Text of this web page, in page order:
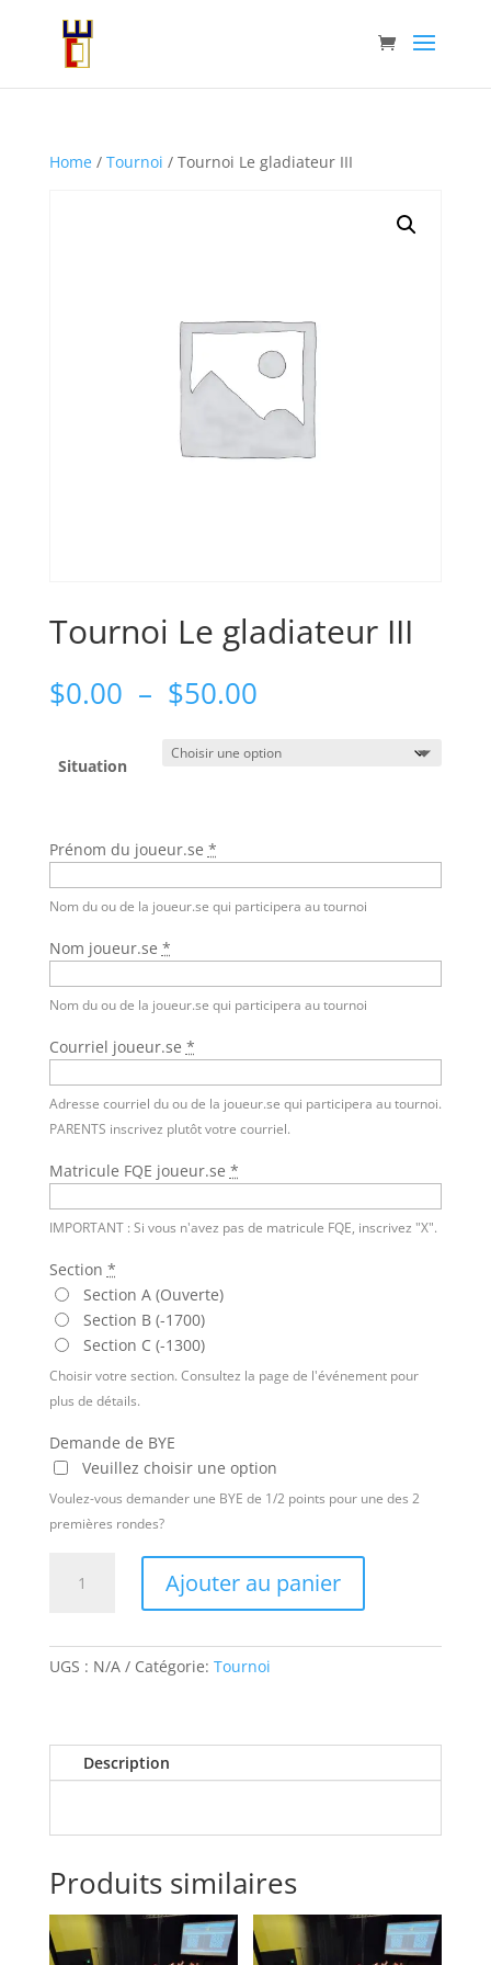
Home/ Tournoi / Tournoi Le gladiateur III
Tournoi Le gladiateur III
$0.00 – $50.00Plage
prix :
$0.00
Situation
Prénom du joueur.se *
Nom du ou de la joueur.se qui participera au tournoi
Nom joueur.se *
Nom du ou de la joueur.se qui participera au tournoi
Courriel joueur.se *
Adresse courriel du ou de la joueur.se qui participera au tournoi.
PARENTS inscrivez plutôt votre courriel.
Matricule FQE joueur.se *
IMPORTANT : Si vous n'avez pas de matricule FQE, inscrivez "X".
Section *
Section A (Ouverte)
Section B (-1700)
Section C (-1300)
Choisir votre section. Consultez la page de l'événement pour
plus de détails.
Demande de BYE
Veuillez choisir une option
Voulez-vous demander une BYE de 1/2 points pour une des 2
premières rondes?
gladiateur
Ajouter au panier
UGS : N/A Catégorie: Tournoi
Description
Produits similaires